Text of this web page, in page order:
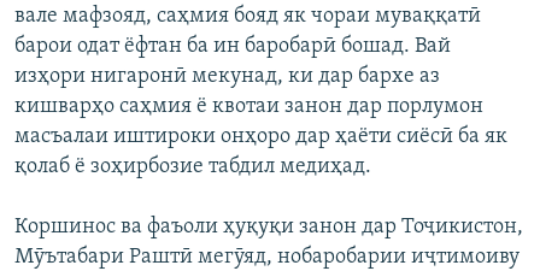
вале мафзояд, саҳмия бояд як чораи муваққатӣ
барои одат ёфтан ба ин баробарӣ бошад. Вай
изҳори нигаронӣ мекунад, ки дар бархе аз
кишварҳо саҳмия ё квотаи занон дар порлумон
масъалаи иштироки онҳоро дар ҳаёти сиёсӣ ба як
қолаб ё зоҳирбозие табдил медиҳад.
Коршинос ва фаъоли ҳуқуқи занон дар Тоҷикистон,
Мӯътабари Раштӣ мегӯяд, нобаробарии иҷтимоиву